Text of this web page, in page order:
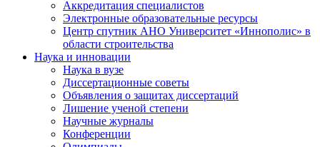
Аккредитация специалистов
Электронные образовательные ресурсы
Центр спутник АНО Университет «Иннополис» в
области строительства
Наука и инновации
Наука в вузе
Диссертационные советы
Объявления о защитах диссертаций
Лишение ученой степени
Научные журналы
Конференции